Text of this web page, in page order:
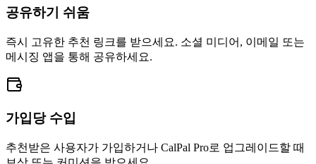
공유하기 쉬움
즉시 고유한 추천 링크를 받으세요. 소셜 미디어, 이메일 또는
메시징 앱을 통해 공유하세요.
가입당 수입
추천받은 사용자가 가입하거나 CalPal Pro로 업그레이드할 때